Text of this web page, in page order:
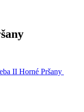
II Horné Pršany